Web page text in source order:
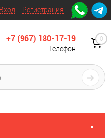
Вход Регистрация
+7 (967) 180-17-19
Телефон
0